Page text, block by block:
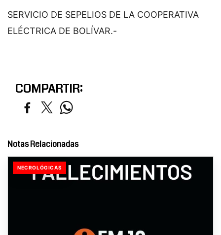
SERVICIO DE SEPELIOS DE LA COOPERATIVA
ELÉCTRICA DE BOLÍVAR.-
COMPARTIR:
Notas Relacionadas
NECROLÓGICAS